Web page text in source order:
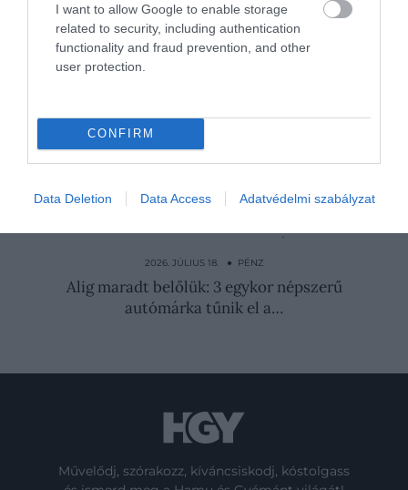
I want to allow Google to enable storage
related to security, including authentication
functionality and fraud prevention, and other
user protection.
CONFIRM
Data Deletion Data Access Adatvédelmi szabályzat
döntések pedig segíthetnek
a bajok elhárításában.
Nyitókép: Shutterstock
HÁBORÚ ÁZSIA GAZDASÁG KÍNA
UKRAJNA OROSZORSZÁG PÉNZ
Olcsó kisautó előzte meg a Teslát – ezek a
legnépszerűbb új…
2026. JÚLIUS 18. ● PÉNZ
Alig maradt belőlük: 3 egykor népszerű
autómárka tűnik el a…
Művelődj, szórakozz, kíváncsiskodj, kóstolgass